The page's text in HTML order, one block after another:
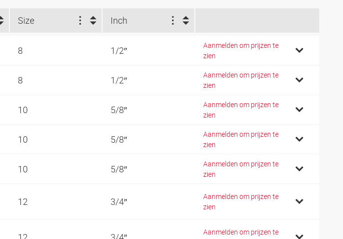
Size Inch
8 1/2″
Aanmelden om prijzen te
zien
8 1/2″
Aanmelden om prijzen te
zien
10 5/8″
Aanmelden om prijzen te
zien
10 5/8″
Aanmelden om prijzen te
zien
10 5/8″
Aanmelden om prijzen te
zien
12 3/4″
Aanmelden om prijzen te
zien
Aanmelden om prijzen te